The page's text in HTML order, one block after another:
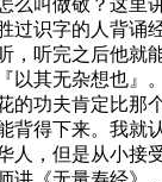
么叫做敬？这里
过识字的人背诵
，听完之后他就
以其无杂想也』
的功夫肯定比那
背得下来。我就
人，但是从小接